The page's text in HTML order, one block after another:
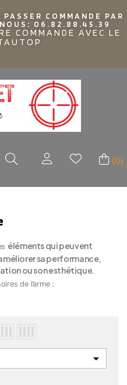
COMMANDE PAR
NOUS: 06.82.88.45.39
COMMANDE AVEC LE
(0)
éléments qui peuvent
sa performance,
ou son esthétique.
de l’arme :
